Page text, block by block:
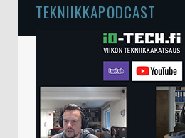
TEKNIIKKAPODCAST